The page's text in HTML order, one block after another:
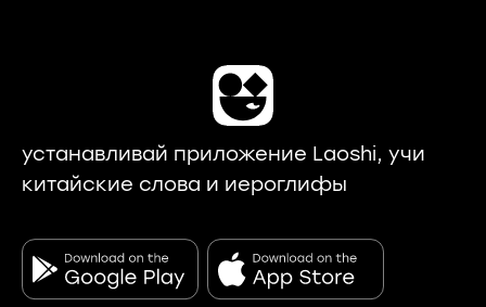
устанавливай приложение Laoshi, учи
китайские слова и иероглифы